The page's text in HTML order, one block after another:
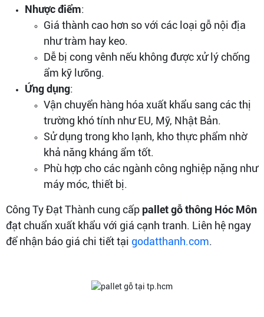
Nhược điểm:
Giá thành cao hơn so với các loại gỗ nội địa
như tràm hay keo.
Dễ bị cong vênh nếu không được xử lý chống
ẩm kỹ lưỡng.
Ứng dụng:
Vận chuyển hàng hóa xuất khẩu sang các thị
trường khó tính như EU, Mỹ, Nhật Bản.
Sử dụng trong kho lạnh, kho thực phẩm nhờ
khả năng kháng ẩm tốt.
Phù hợp cho các ngành công nghiệp nặng như
máy móc, thiết bị.
Công Ty Đạt Thành cung cấp pallet gỗ thông Hóc Môn
đạt chuẩn xuất khẩu với giá cạnh tranh. Liên hệ ngay
để nhận báo giá chi tiết tại godatthanh.com.